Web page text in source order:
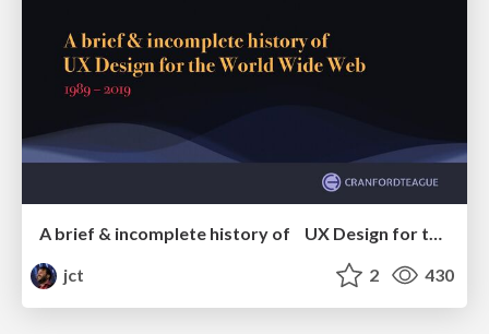
A brief & incomplete history of UX Design for the World Wide Web: 1989–2019
jct
2 430